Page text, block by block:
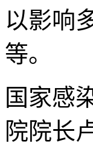
以影响
等。
国家感
院院长